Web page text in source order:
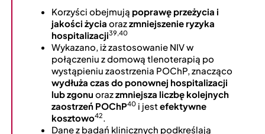
Korzyści obejmują poprawę przeżycia i
jakości życia orazzmniejszenie ryzyka
hospitalizacji39,40
Wykazano, iż zastosowanie NIV w
połączeniu z domową tlenoterapią po
wystąpieniu zaostrzenia POChP, znacząco
wydłuża czas do ponownej hospitalizacji
lub zgonu orazzmniejsza liczbę kolejnych
zaostrzeń POChP40 i jestefektywne
kosztowo42.
Dane z badań klinicznych podkreślają